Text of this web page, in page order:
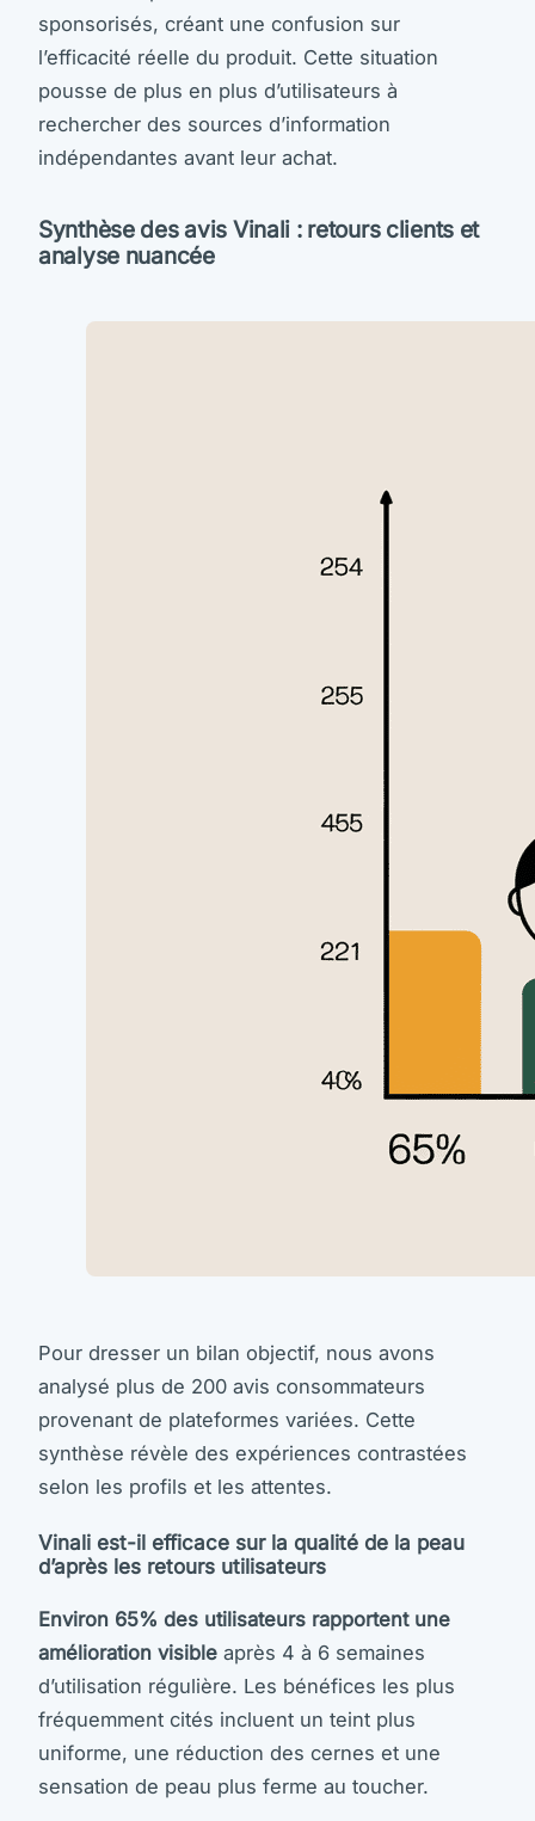
sponsorisés, créant une confusion sur
l’efficacité réelle du produit. Cette situation
pousse de plus en plus d’utilisateurs à
rechercher des sources d’information
indépendantes avant leur achat.
Synthèse des avis Vinali : retours clients et
analyse nuancée
Pour dresser un bilan objectif, nous avons
analysé plus de 200 avis consommateurs
provenant de plateformes variées. Cette
synthèse révèle des expériences contrastées
selon les profils et les attentes.
Vinali est-il efficace sur la qualité de la peau
d’après les retours utilisateurs
Environ 65% des utilisateurs rapportent une
amélioration visible après 4 à 6 semaines
d’utilisation régulière. Les bénéfices les plus
fréquemment cités incluent un teint plus
uniforme, une réduction des cernes et une
sensation de peau plus ferme au toucher.